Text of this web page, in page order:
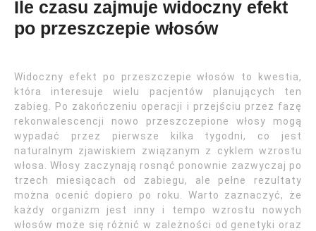
Ile czasu zajmuje widoczny efekt
po przeszczepie włosów
Widoczny efekt po przeszczepie włosów to kwestia,
która interesuje wielu pacjentów planujących ten
zabieg. Po zakończeniu operacji i przejściu przez fazę
rekonwalescencji nowo przeszczepione włosy mogą
wypadać przez pierwsze kilka tygodni, co jest
naturalnym zjawiskiem związanym z cyklem wzrostu
włosa. Włosy zaczynają rosnąć ponownie zazwyczaj po
trzech miesiącach od zabiegu, ale pełne rezultaty
można ocenić dopiero po roku. Warto zaznaczyć, że
każdy organizm jest inny i tempo wzrostu nowych
włosów może się różnić w zależności od genetyki oraz